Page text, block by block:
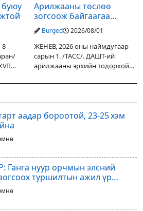
буюу
8
Арилжааны төслөө
зогсоож байгаагаа
Ж.Инфантино мэдэгдэв
Burged 2026/08/01
ЖЕНЕВ, 2026 оны наймдугаар
сарын 1. /ТАСС/. ДАШТ-ий
арилжааны эрхийн тодорхой
оруулагчдад худалдах
шийдвэрлэснээ ФИФА-гийн
ерөнхийлөгч Жанни
аадар бороотой, 23-25 хэм
Ганга нуур орчмын элсний
туршилтын ажил үр